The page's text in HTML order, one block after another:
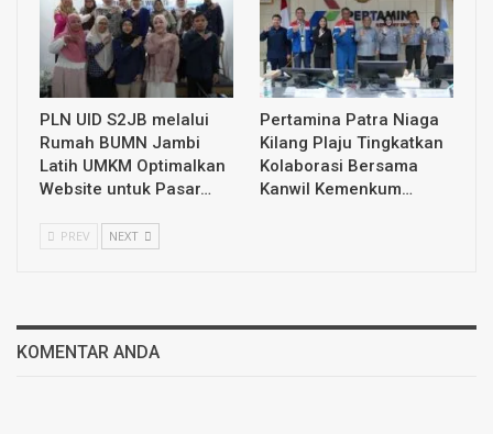
PLN UID S2JB melalui
Rumah BUMN Jambi
Latih UMKM Optimalkan
Website untuk Pasar…
Pertamina Patra Niaga
Kilang Plaju Tingkatkan
Kolaborasi Bersama
Kanwil Kemenkum…
PREV NEXT
KOMENTAR ANDA